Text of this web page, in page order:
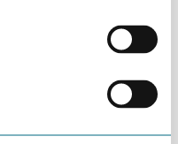
prosjektkanvas